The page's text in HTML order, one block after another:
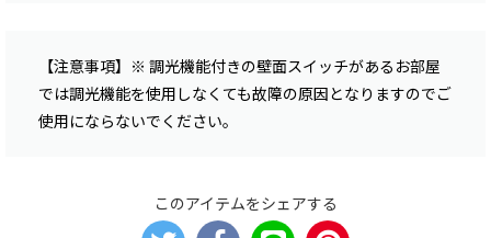
【注意事項】※ 調光機能付きの壁面スイッチがあるお部屋
では調光機能を使用しなくても故障の原因となりますのでご
使用にならないでください。
このアイテムをシェアする